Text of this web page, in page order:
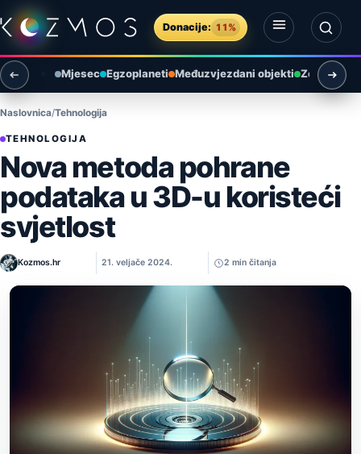
Preskoči na sadržaj
Donacije: 11%
Otvori izbornik
Otvori pretragu
Mjesec Egzoplaneti Međuzvjezdani objekti Zemlja i
Naslovnica Tehnologija
TEHNOLOGIJA
Nova metoda pohrane
podataka u 3D-u koristeći
svjetlost
Kozmos.hr 21. veljače 2024. 2 min čitanja